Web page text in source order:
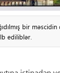
bir
ediliblər.